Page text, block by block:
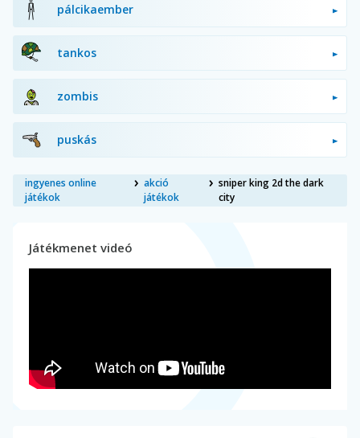
pálcikaember
tankos
zombis
puskás
ingyenes online
játékok
akció
játékok
sniper king 2d the dark
city
Játékmenet videó